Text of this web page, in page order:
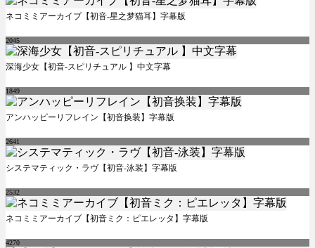
ネコミミアーカイブ【初音-星之梦猫耳】字幕版
2045
深海少女【初音-スピリチュアル 】中文字幕
1849
アンハッピーリフレイン【初音换装】字幕版
2641
システマティック・ラヴ【初音-泳装】字幕版
2532
ネコミミアーカイブ【初音ミク：ピエレッタ】字幕版
4270